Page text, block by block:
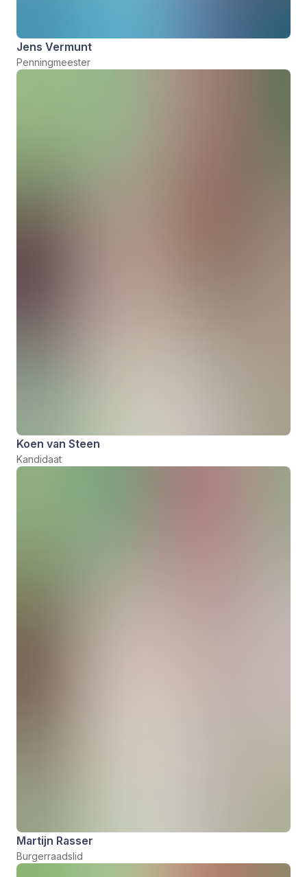
Jens Vermunt
Penningmeester
Koen van Steen
Kandidaat
Martijn Rasser
Burgerraadslid